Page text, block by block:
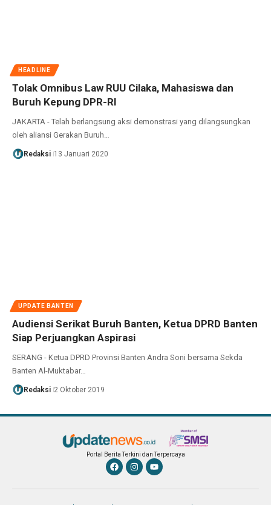
HEADLINE
Tolak Omnibus Law RUU Cilaka, Mahasiswa dan
Buruh Kepung DPR-RI
JAKARTA - Telah berlangsung aksi demonstrasi yang dilangsungkan
oleh aliansi Gerakan Buruh…
Redaksi 13 Januari 2020
UPDATE BANTEN
Audiensi Serikat Buruh Banten, Ketua DPRD Banten
Siap Perjuangkan Aspirasi
SERANG - Ketua DPRD Provinsi Banten Andra Soni bersama Sekda
Banten Al-Muktabar…
Redaksi 2 Oktober 2019
Portal Berita Terkini dan Terpercaya